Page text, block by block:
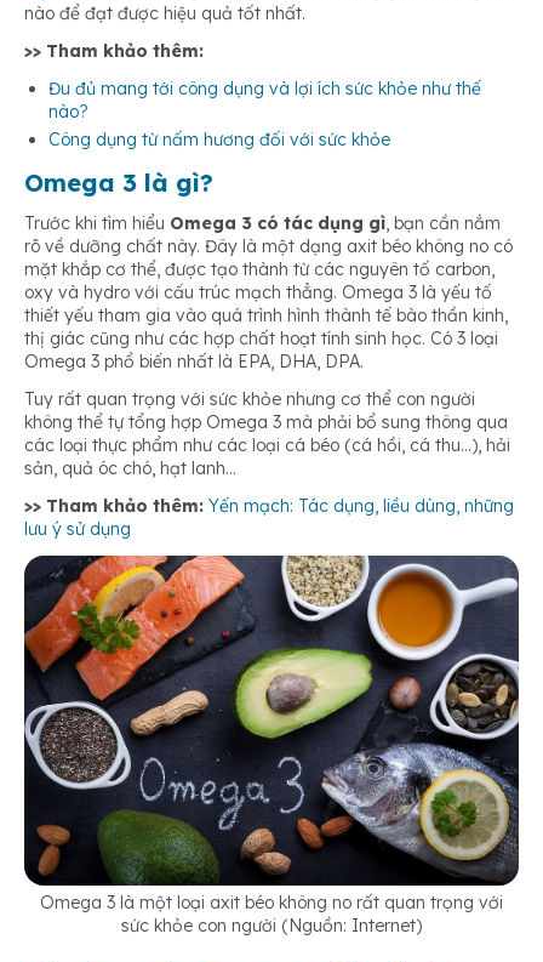
nào để đạt được hiệu quả tốt nhất.
>> Tham khảo thêm:
Đu đủ mang tới công dụng và lợi ích sức khỏe như thế
nào?
Công dụng từ nấm hương đối với sức khỏe
Omega 3 là gì?
Trước khi tìm hiểu Omega 3 có tác dụng gì, bạn cần nắm
rõ về dưỡng chất này. Đây là một dạng axit béo không no có
mặt khắp cơ thể, được tạo thành từ các nguyên tố carbon,
oxy và hydro với cấu trúc mạch thẳng. Omega 3 là yếu tố
thiết yếu tham gia vào quá trình hình thành tế bào thần kinh,
thị giác cũng như các hợp chất hoạt tính sinh học. Có 3 loại
Omega 3 phổ biến nhất là EPA, DHA, DPA.
Tuy rất quan trọng với sức khỏe nhưng cơ thể con người
không thể tự tổng hợp Omega 3 mà phải bổ sung thông qua
các loại thực phẩm như các loại cá béo (cá hồi, cá thu…), hải
sản, quả óc chó, hạt lanh…
>> Tham khảo thêm: Yến mạch: Tác dụng, liều dùng, những
lưu ý sử dụng
Omega 3 là một loại axit béo không no rất quan trọng với
sức khỏe con người (Nguồn: Internet)